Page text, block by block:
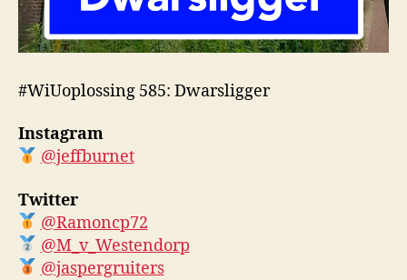
#WiUoplossing 585: Dwarsligger
Instagram
@jeffburnet
Twitter
@Ramoncp72
@M_v_Westendorp
@jaspergruiters